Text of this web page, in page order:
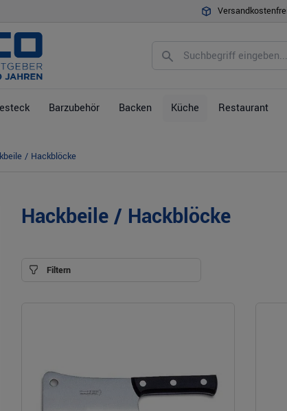
Barzubehör Backen Küche Restaurant
/ Hackblöcke
Hackbeile / Hackblöcke
Filtern